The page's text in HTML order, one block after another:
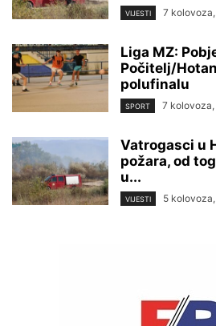
VIJESTI 7
Liga MZ:
Počitelj/
polufinalu
SPORT 7
Vatrogasci u
požara, od
u...
VIJESTI 5